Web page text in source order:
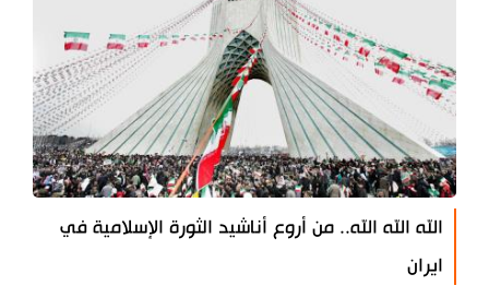
الله الله الله.. من أروع أناشيد الثورة الإسلامية في
ايران